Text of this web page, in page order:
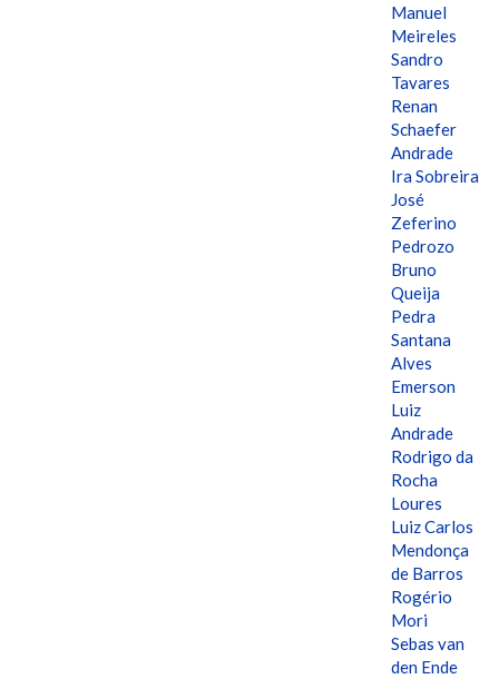
Manuel
Meireles
Sandro
Tavares
Renan
Schaefer
Andrade
Ira Sobreira
José
Zeferino
Pedrozo
Bruno
Queija
Pedra
Santana
Alves
Emerson
Luiz
Andrade
Rodrigo da
Rocha
Loures
Luiz Carlos
Mendonça
de Barros
Rogério
Mori
Sebas van
den Ende